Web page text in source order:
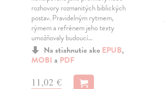
rozhovory rozmanitých biblických
postav. Pravidelným rytmem,
rýmem a refrénem jeho texty
umožňovaly budoucí…
Na stiahnutie ako EPUB,
MOBI a PDF
11,02 €